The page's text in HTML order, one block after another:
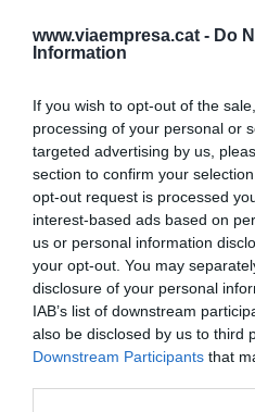
www.viaempresa.cat - Do
Information
If you wish to opt-out of the
processing of your personal or
targeted advertising by us,
section to confirm your
opt-out request is processed
interest-based ads based on
us or personal information
your opt-out. You may
disclosure of your personal
IAB’s list of downstream
also be disclosed by us to third
Downstream Participants that
un producto
con una variedad de
El éxito de las cafeterías
llamativo que rápidamente
importante como el
Green Mountain. La
históricamente
justo y el desarrollo
años participa en la
los proveedores de la